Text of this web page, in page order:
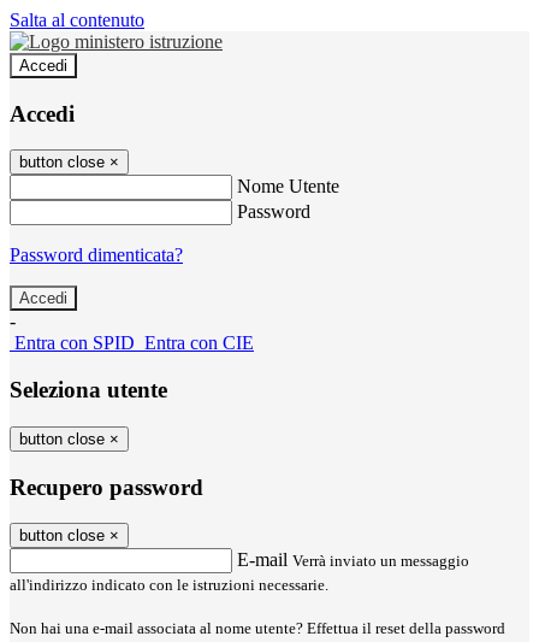
Salta al contenuto
Accedi
Accedi
button close ×
Nome Utente
Password
Password dimenticata?
-
Entra con SPID Entra con CIE
Seleziona utente
button close ×
Recupero password
button close ×
E-mail Verrà inviato un messaggio
all'indirizzo indicato con le istruzioni necessarie.
Non hai una e-mail associata al nome utente? Effettua il reset della password